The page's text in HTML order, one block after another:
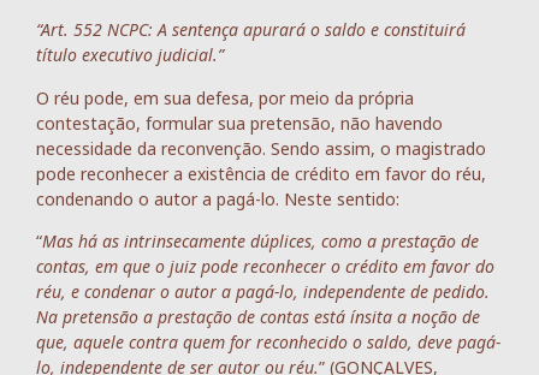
“Art. 552 NCPC: A sentença apurará o saldo e constituirá
título executivo judicial.”
O réu pode, em sua defesa, por meio da própria
contestação, formular sua pretensão, não havendo
necessidade da reconvenção. Sendo assim, o magistrado
pode reconhecer a existência de crédito em favor do réu,
condenando o autor a pagá-lo. Neste sentido:
“Mas há as intrinsecamente dúplices, como a prestação de
contas, em que o juiz pode reconhecer o crédito em favor do
réu, e condenar o autor a pagá-lo, independente de pedido.
Na pretensão a prestação de contas está ínsita a noção de
que, aquele contra quem for reconhecido o saldo, deve pagá-
lo, independente de ser autor ou réu.” (GONÇALVES,